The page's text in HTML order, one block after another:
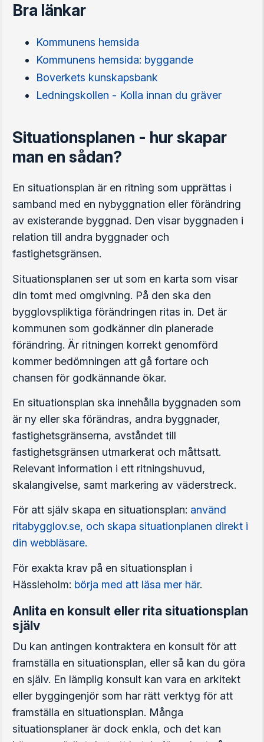
Bra länkar
Kommunens hemsida
Kommunens hemsida: byggande
Boverkets kunskapsbank
Ledningskollen - Kolla innan du gräver
Situationsplanen - hur skapar
man en sådan?
En situationsplan är en ritning som upprättas i
samband med en nybyggnation eller förändring
av existerande byggnad. Den visar byggnaden i
relation till andra byggnader och
fastighetsgränsen.
Situationsplanen ser ut som en karta som visar
din tomt med omgivning. På den ska den
bygglovspliktiga förändringen ritas in. Det är
kommunen som godkänner din planerade
förändring. Är ritningen korrekt genomförd
kommer bedömningen att gå fortare och
chansen för godkännande ökar.
En situationsplan ska innehålla byggnaden som
är ny eller ska förändras, andra byggnader,
fastighetsgränserna, avståndet till
fastighetsgränsen utmarkerat och måttsatt.
Relevant information i ett ritningshuvud,
skalangivelse, samt markering av väderstreck.
För att själv skapa en situationsplan: använd
ritabygglov.se, och skapa situationplanen direkt i
din webbläsare.
För exakta krav på en situationsplan i
Hässleholm: börja med att läsa mer här.
Anlita en konsult eller rita situationsplan
själv
Du kan antingen kontraktera en konsult för att
framställa en situationsplan, eller så kan du göra
en själv. En lämplig konsult kan vara en arkitekt
eller byggingenjör som har rätt verktyg för att
framställa en situationsplan. Många
situationsplaner är dock enkla, och det kan